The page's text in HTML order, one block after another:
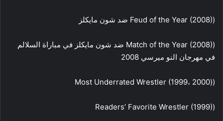
(Feud of the Year (2008) ضد شون مايكلز
(Match of the Year (2008) ضد شون مايكلز في مباراة السلالم
في مهرجان النو ميرسي 2008
(Most Underrated Wrestler (1999، 2000)
(Readers’ Favorite Wrestler (1999)